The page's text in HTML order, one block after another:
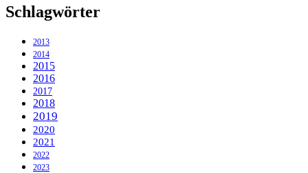
Schlagwörter
2013
2014
2015
2016
2017
2018
2019
2020
2021
2022
2023